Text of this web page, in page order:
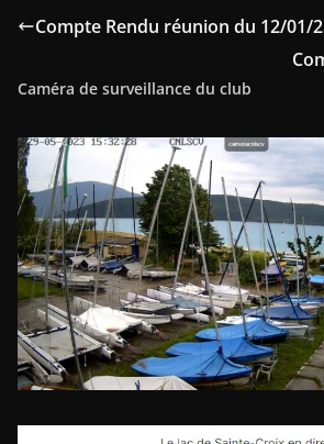
Compte Rendu réunion du 12/01/
Caméra de surveillance du club